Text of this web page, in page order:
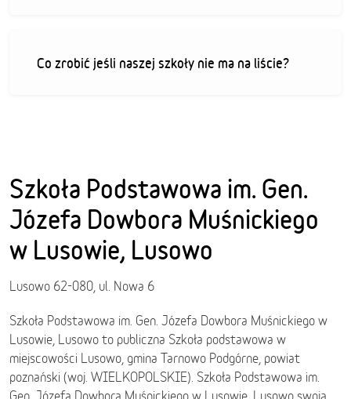
Co zrobić jeśli naszej szkoły nie ma na liście?
Szkoła Podstawowa im. Gen.
Józefa Dowbora Muśnickiego
w Lusowie, Lusowo
Lusowo 62-080, ul. Nowa 6
Szkoła Podstawowa im. Gen. Józefa Dowbora Muśnickiego w
Lusowie, Lusowo to publiczna Szkoła podstawowa w
miejscowości Lusowo, gmina Tarnowo Podgórne, powiat
poznański (woj. WIELKOPOLSKIE). Szkoła Podstawowa im.
Gen. Józefa Dowbora Muśnickiego w Lusowie, Lusowo swoją